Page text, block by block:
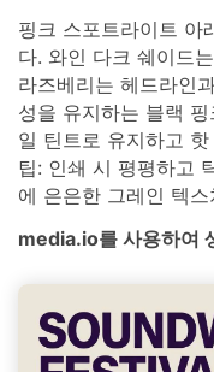
핑크 스포트라이트 아
다. 와인 다크 쉐이드
라즈베리는 헤드라인
성을 유지하는 블랙
일 틴트로 유지하고
팁: 인쇄 시 평평하고
에 은은한 그레인 텍
media.io를 사용하여